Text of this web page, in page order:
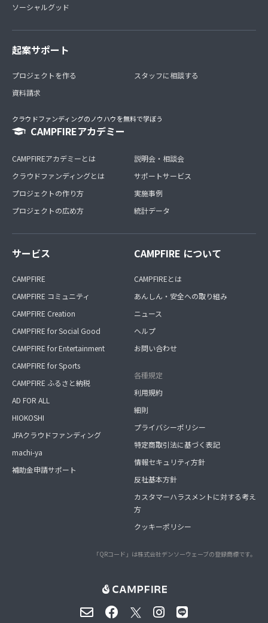
ソーシャルグッド
起案サポート
プロジェクトを作る
資料請求
スタッフに相談する
クラウドファンディングのノウハウを無料で学ぼう
CAMPFIREアカデミー
CAMPFIREアカデミーとは
クラウドファンディングとは
プロジェクトの作り方
プロジェクトの広め方
説明会・相談会
サポートサービス
実施事例
統計データ
サービス
CAMPFIRE
CAMPFIRE コミュニティ
CAMPFIRE Creation
CAMPFIRE for Social Good
CAMPFIRE for Entertainment
CAMPFIRE for Sports
CAMPFIRE ふるさと納税
AD FOR ALL
HIOKOSHI
JFAクラウドファンディング
machi-ya
補助金申請サポート
CAMPFIRE について
CAMPFIREとは
あんしん・安全への取り組み
ニュース
ヘルプ
お問い合わせ
各種規定
利用規約
細則
プライバシーポリシー
特定商取引法に基づく表記
情報セキュリティ方針
反社基本方針
カスタマーハラスメントに対する考え
方
クッキーポリシー
「QRコード」は株式会社デンソーウェーブの登録商標です。